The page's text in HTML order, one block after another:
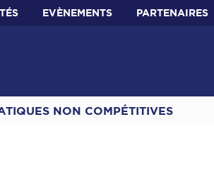
EVÈNEMENTS PARTENAIRES
NON COMPÉTITIVES